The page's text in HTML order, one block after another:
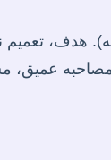
هدف،
عمیق،